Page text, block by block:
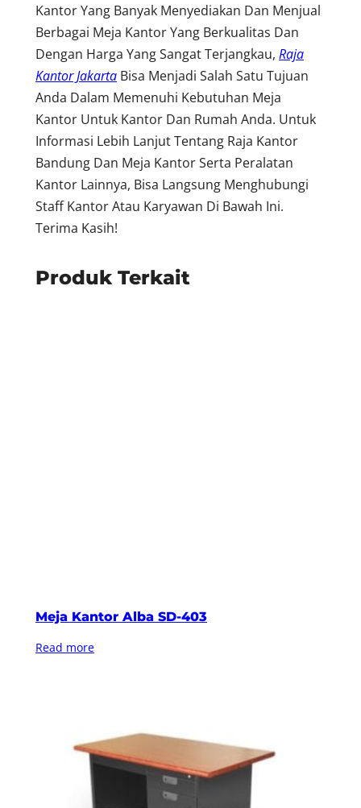
Kantor Yang Banyak Menyediakan Dan Menjual
Berbagai Meja Kantor Yang Berkualitas Dan
Dengan Harga Yang Sangat Terjangkau, Raja
Kantor Jakarta Bisa Menjadi Salah Satu Tujuan
Anda Dalam Memenuhi Kebutuhan Meja
Kantor Untuk Kantor Dan Rumah Anda. Untuk
Informasi Lebih Lanjut Tentang Raja Kantor
Bandung Dan Meja Kantor Serta Peralatan
Kantor Lainnya, Bisa Langsung Menghubungi
Staff Kantor Atau Karyawan Di Bawah Ini.
Terima Kasih!
Produk Terkait
Meja Kantor Alba SD-403
Read more